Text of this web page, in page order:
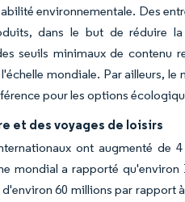
environnementale. Des
dans le but de réduire
seuils minimaux de contenu
mondiale. Par ailleurs,
pour les options
et des voyages de loisirs
ont augmenté de
mondial a rapporté
60 millions par rapport